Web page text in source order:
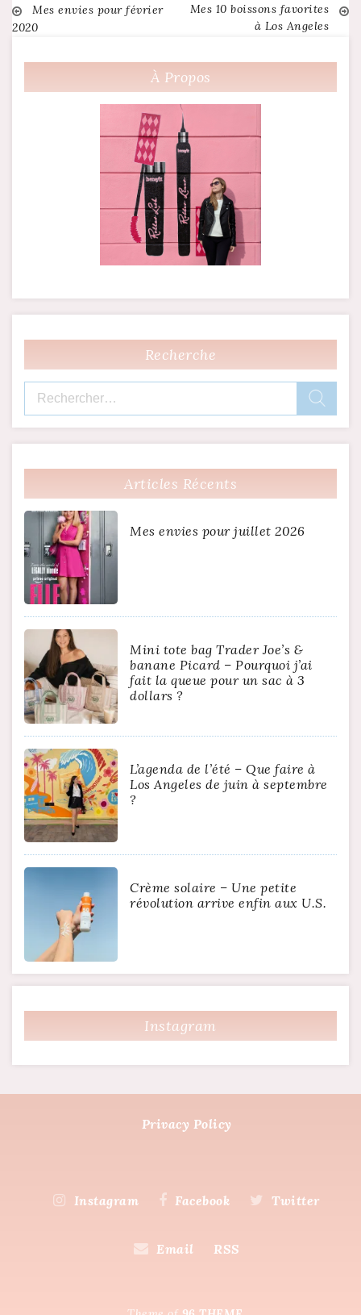
Navigation
de
l’article
Mes envies pour février
2020
Mes 10 boissons favorites
à Los Angeles
À Propos
Recherche
Rechercher :
Articles Récents
Mes envies pour juillet 2026
Mini tote bag Trader Joe’s &
banane Picard – Pourquoi j’ai
fait la queue pour un sac à 3
dollars ?
L’agenda de l’été – Que faire à
Los Angeles de juin à septembre
?
Crème solaire – Une petite
révolution arrive enfin aux U.S.
Instagram
Privacy Policy
Instagram Facebook Twitter
Email RSS